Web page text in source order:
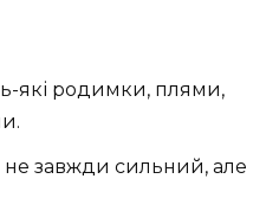
які родимки, плями,
не завжди сильний, але